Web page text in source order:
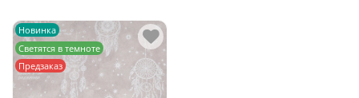
Новинка
Светятся в темноте
Предзаказ